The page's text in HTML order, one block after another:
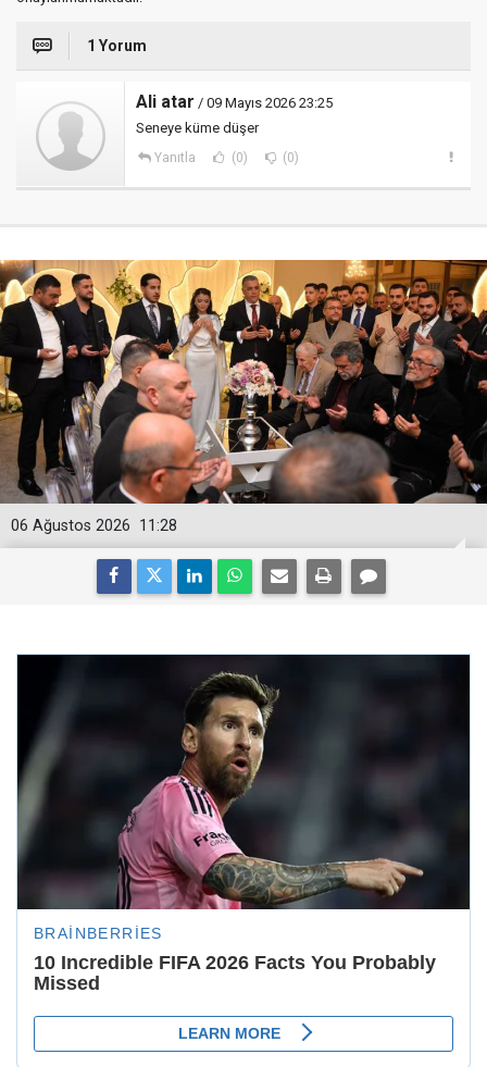
1 Yorum
Ali atar / 09 Mayıs 2026 23:25
Seneye küme düşer
Yanıtla (0) (0)
11:28
06 Ağustos 2026